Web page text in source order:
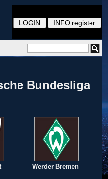
Bundesliga
Werder Bremen